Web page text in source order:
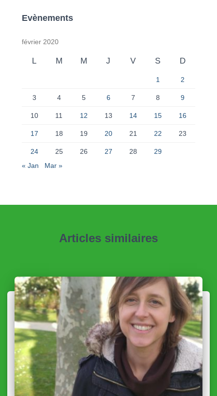
Evènements
février 2020
L M M J V S D
1 2
3 4 5 6 7 8 9
10 11 12 13 14 15 16
17 18 19 20 21 22 23
24 25 26 27 28
29
« Jan
Mar »
Articles similaires